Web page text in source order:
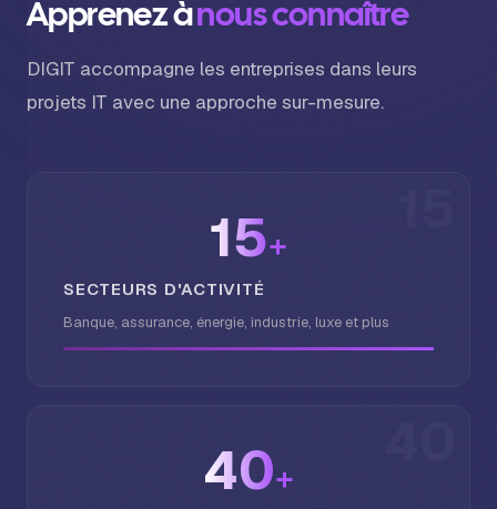
Apprenezànousconnaître
DIGIT accompagne les entreprises dans leurs
projets IT avec une approche sur-mesure.
15+
SECTEURS D'ACTIVITÉ
Banque, assurance, énergie, industrie, luxe et plus
40+